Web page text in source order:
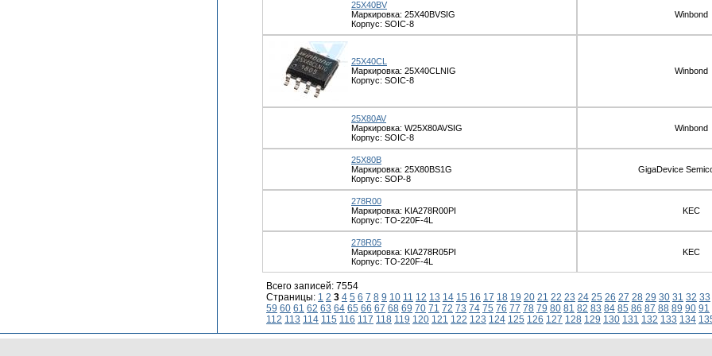
25X40BV
Маркировка: 25X40BVSIG
Корпус: SOIC-8
Winbond
25X40CL
Маркировка: 25X40CLNIG
Корпус: SOIC-8
Winbond
25X80AV
Маркировка: W25X80AVSIG
Корпус: SOIC-8
Winbond
25X80B
Маркировка: 25X80BS1G
Корпус: SOP-8
GigaDevice
278R00
Маркировка: KIA278R00PI
Корпус: TO-220F-4L
KEC
278R05
Маркировка: KIA278R05PI
Корпус: TO-220F-4L
KEC
Всего записей: 7554
Страницы: 1 2 3 4 5 6 7 8 9 10 11 12 13 14 15 16 17 18 19 20 21 22 23 24 25 26 27 28 29 30 31 32 33
59 60 61 62 63 64 65 66 67 68 69 70 71 72 73 74 75 76 77 78 79 80 81 82 83 84 85 86 87 88 89 90 91
112 113 114 115 116 117 118 119 120 121 122 123 124 125 126 127 128 129 130 131 132 133 134